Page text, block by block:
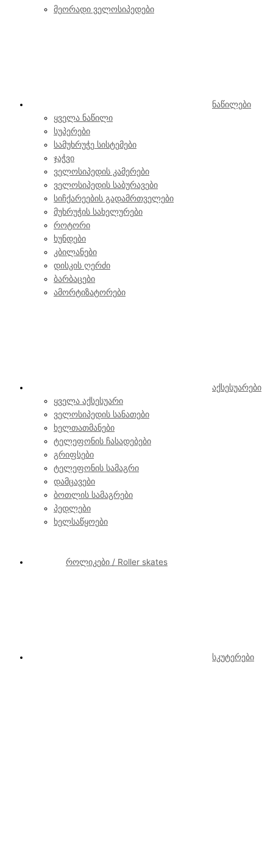
მეორადი ველოსიპედები
ნაწილები
ყველა ნაწილი
სუპერები
სამუხრუჭე სისტემები
ჯაჭვი
ველოსიპედის კამერები
ველოსიპედის საბურავები
სიჩქარეების გადამრთველები
მუხრუჭის სახელურები
როტორი
ხუნდები
კბილანები
დისკის ღერძი
ბარბაცები
ამორტიზატორები
აქსესუარები
ყველა აქსესუარი
ველოსიპედის სანათები
ხელთათმანები
ტელეფონის ჩასადებები
გრიფსები
ტელეფონის სამაგრი
დამცავები
ბოთლის სამაგრები
პედლები
ხელსაწყოები
როლიკები / Roller skates
სკუტერები